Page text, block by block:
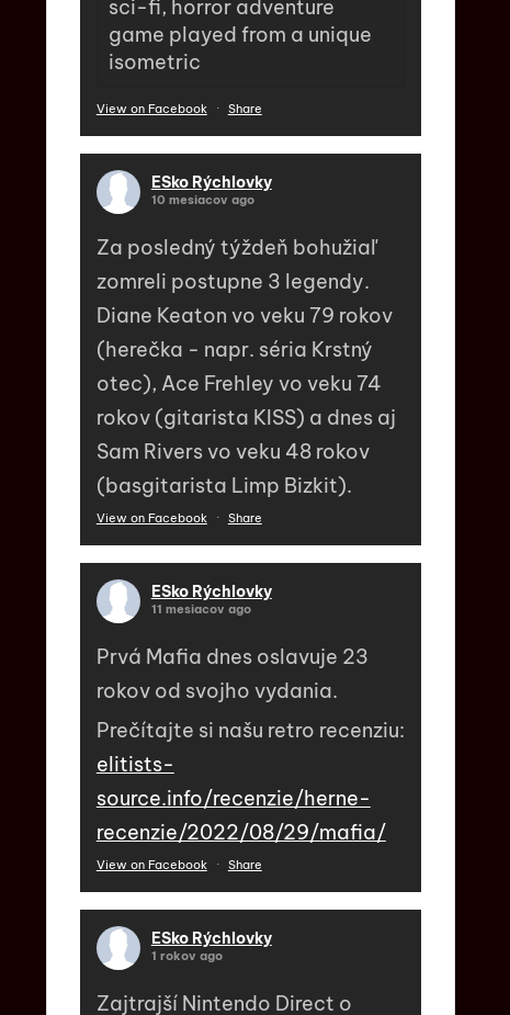
sci-fi, horror adventure
game played from a unique
isometric
View on Facebook · Share
ESko Rýchlovky
10 mesiacov ago
Za posledný týždeň bohužiaľ
zomreli postupne 3 legendy.
Diane Keaton vo veku 79 rokov
(herečka - napr. séria Krstný
otec), Ace Frehley vo veku 74
rokov (gitarista KISS) a dnes aj
Sam Rivers vo veku 48 rokov
(basgitarista Limp Bizkit).
View on Facebook · Share
ESko Rýchlovky
11 mesiacov ago
Prvá Mafia dnes oslavuje 23
rokov od svojho vydania.
Prečítajte si našu retro recenziu:
elitists-
source.info/recenzie/herne-
recenzie/2022/08/29/mafia/
View on Facebook · Share
ESko Rýchlovky
1 rokov ago
Zajtrajší Nintendo Direct o